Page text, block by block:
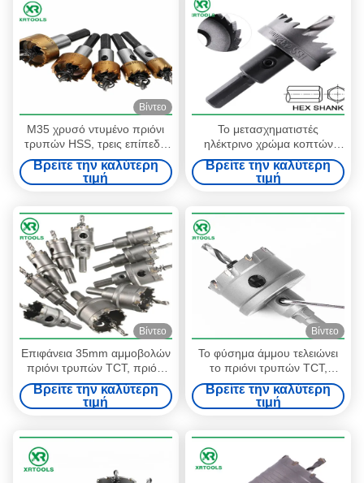
Βίντεο
M35 χρυσό ντυμένο πριόνι
τρυπών HSS, τρεις επίπεδη
κνήμη 6mm πριόνι τρυπών
18 διασπασμένα δόντια
βαθμού
Βρείτε την καλύτερη
τιμή
Το μετασχηματιστές
ηλέκτρινο χρώμα κοπτών
πριονιών τρυπών κνημών
HSS δεκαεξαδικού τελειώνει
τη βέλτιστη διάρκεια
Βρείτε την καλύτερη
τιμή
Βίντεο
Επιφάνεια 35mm αμμοβολών
πριόνι τρυπών TCT, πριόνι
τρυπών καρβιδίου για την
κοπή μετάλλων
Βρείτε την καλύτερη
τιμή
Βίντεο
Το φύσημα άμμου τελειώνει
το πριόνι τρυπών TCT,
τέμνον πριόνι ζωνών
μετάλλων καρβιδίου
βολφραμίου
Βρείτε την καλύτερη
τιμή